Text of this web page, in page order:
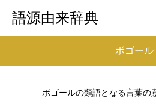
語源由来辞典
ボゴール
ボゴールの類語となる言葉の